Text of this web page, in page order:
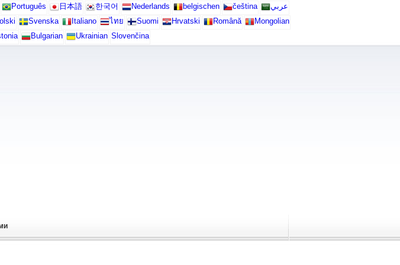
Português 日本語 한국어 Nederlands belgischen čeština
عربي
Svenska Italiano ไทย Suomi Hrvatski Română
Mongolian
Bulgarian Ukrainian Slovenčina